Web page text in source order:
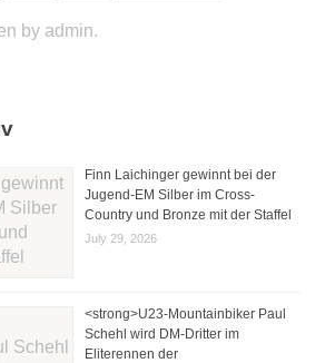
by admin.
Finn Laichinger gewinnt bei der
Jugend-EM Silber im Cross-
Country und Bronze mit der Staffel
July 29, 2026
<strong>U23-Mountainbiker Paul
Schehl wird DM-Dritter im
Eliterennen der